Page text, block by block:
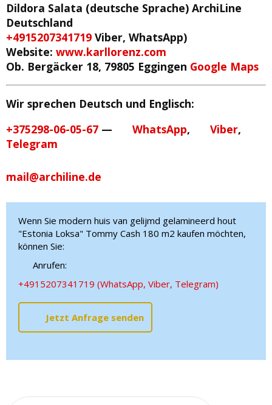
Dildora Salata (deutsche Sprache) ArchiLine
Deutschland
+4915207341719 Viber, WhatsApp)
Website: www.karllorenz.com
Ob. Bergäcker 18, 79805 Eggingen Google Maps
Wir sprechen Deutsch und Englisch:
+375298-06-05-67 — WhatsApp, Viber,
Telegram
mail@archiline.de
Wenn Sie modern huis van gelijmd gelamineerd hout
"Estonia Loksa" Tommy Cash 180 m2 kaufen möchten,
können Sie:
Anrufen:
+4915207341719 (WhatsApp, Viber, Telegram)
Jetzt Anfrage senden